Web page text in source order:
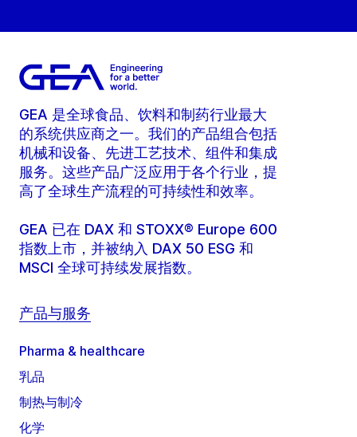
GEA 是全球食品、饮料和制药行业最大
的系统供应商之一。我们的产品组合包括
机械和设备、先进工艺技术、组件和集成
服务。这些产品广泛应用于各个行业，提
高了全球生产流程的可持续性和效率。
GEA 已在 DAX 和 STOXX® Europe 600
指数上市，并被纳入 DAX 50 ESG 和
MSCI 全球可持续发展指数。
产品与服务
Pharma & healthcare
乳品
制热与制冷
化学